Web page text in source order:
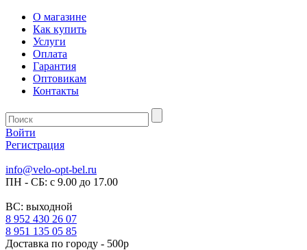
О магазине
Как купить
Услуги
Оплата
Гарантия
Оптовикам
Контакты
Войти
Регистрация
info@velo-opt-bel.ru
ПН - СБ: с 9.00 до 17.00
ВС: выходной
8 952 430 26 07
8 951 135 05 85
Доставка по городу - 500р